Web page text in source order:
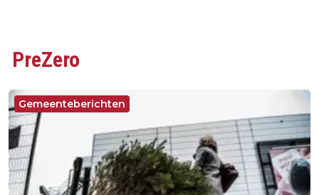
PreZero
Gemeenteberichten